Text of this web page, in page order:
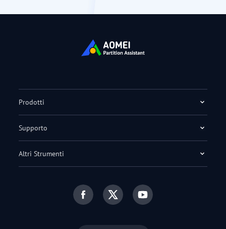
Prodotti
Supporto
Altri Strumenti